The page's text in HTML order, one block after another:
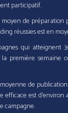
participatif.
moyen de
réussies est en
qui atteignent
première semaine
moyenne de
efficace est
campagne.